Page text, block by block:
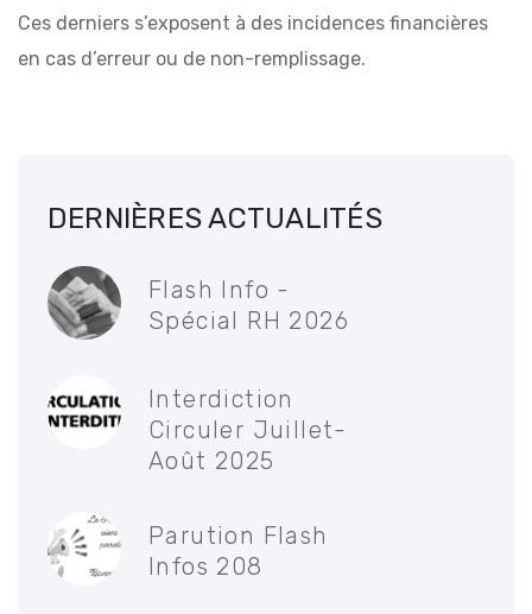
Ces derniers s’exposent à des incidences financières
en cas d’erreur ou de non-remplissage.
DERNIÈRES ACTUALITÉS
Flash Info -
Spécial RH 2026
Interdiction
Circuler Juillet-
Août 2025
Parution Flash
Infos 208